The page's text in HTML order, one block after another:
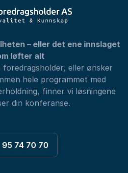
– eller det ene innslaget
løfter alt
eller ønsker
hele programmet med
finner vi løsningene
din konferanse.
95 74 70 70